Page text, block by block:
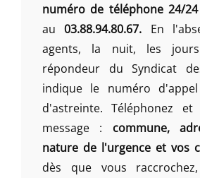
numéro de téléphone 24/
au03.88.94.80.67. En
agents, la nuit, les
répondeur du Syndicat
indique le numéro
d'astreinte. Téléphonez et
message : commune,
nature de l'urgence et vos
dès que vous